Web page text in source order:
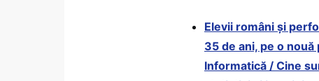
Elevii români și
35 de ani, pe o
Informatică / Cine